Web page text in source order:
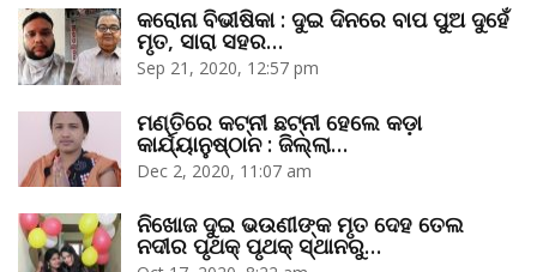
କରୋନା ବିଭୀଷିକା : ଦୁଇ ଦିନରେ ବାପ ପୁଅ ଦୁହେଁ
ମୃତ, ସାରା ସହର…
Sep 21, 2020, 12:57 pm
ମଣ୍ତିରେ କଟ୍‌ନୀ ଛଟ୍‌ନୀ ହେଲେ କଡ଼ା
କାର୍ଯ୍ୟାନୁଷ୍ଠାନ : ଜିଲ୍ଲା…
Dec 2, 2020, 11:07 am
ନିଖୋଜ ଦୁଇ ଭଉଣୀଙ୍କ ମୃତ ଦେହ ତେଲ
ନଦୀର ପୃଥକ୍‌ ପୃଥକ୍‌ ସ୍ଥାନରୁ…